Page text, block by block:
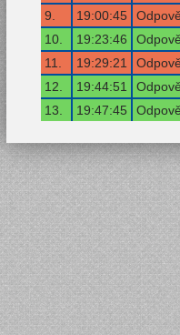
9.
19:00:45
10.
19:23:46
11.
19:29:21
12.
19:44:51
13.
19:47:45